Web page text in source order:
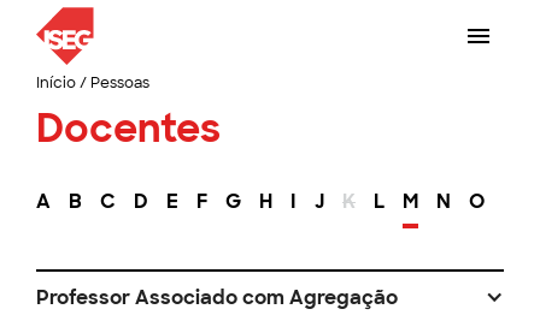
Início/ Pessoas
Docentes
A B C D E F G H I J K L M N O
Professor Associado com Agregação